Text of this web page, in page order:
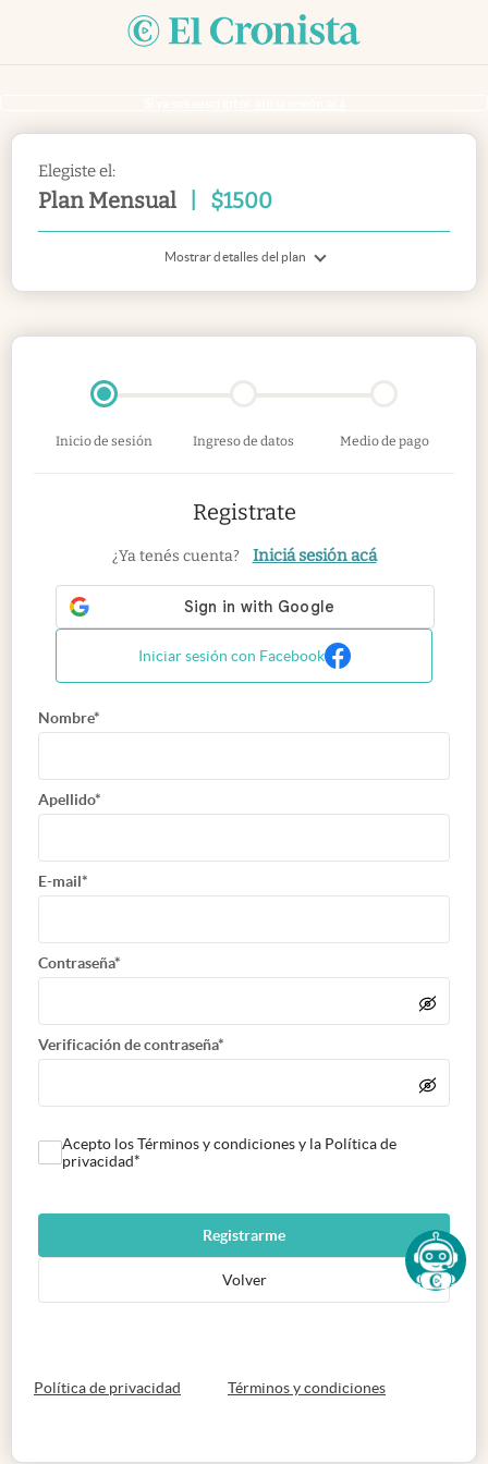
Elegiste el:
Plan Mensual $1500
Mostrar detalles del plan
Inicio de sesión Ingreso de datos Medio de pago
Registrate
¿Ya tenés cuenta? Iniciá sesión acá
Iniciar sesión con Facebook
Nombre*
Apellido*
E-mail*
Contraseña*
Verificación de contraseña*
Acepto los Términos y condiciones y la Política de
privacidad*
Registrarme
Volver
Política de privacidad abre en nueva pestaña
Términos y condicionesabre en nueva